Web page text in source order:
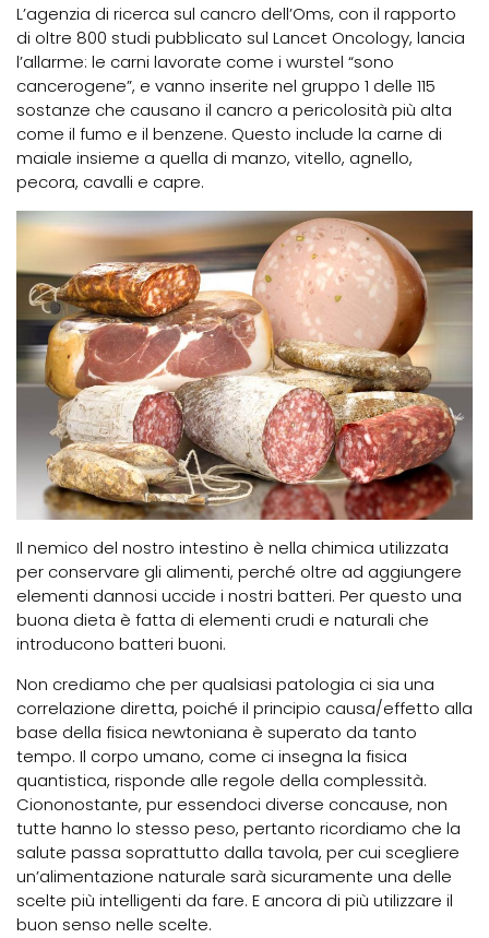
L’agenzia di ricerca sul cancro dell’Oms, con il rapporto
di oltre 800 studi pubblicato sul Lancet Oncology, lancia
l’allarme: le carni lavorate come i wurstel “sono
cancerogene”, e vanno inserite nel gruppo 1 delle 115
sostanze che causano il cancro a pericolosità più alta
come il fumo e il benzene. Questo include la carne di
maiale insieme a quella di manzo, vitello, agnello,
pecora, cavalli e capre.
Il nemico del nostro intestino è nella chimica utilizzata
per conservare gli alimenti, perché oltre ad aggiungere
elementi dannosi uccide i nostri batteri. Per questo una
buona dieta è fatta di elementi crudi e naturali che
introducono batteri buoni.
Non crediamo che per qualsiasi patologia ci sia una
correlazione diretta, poiché il principio causa/effetto alla
base della fisica newtoniana è superato da tanto
tempo. Il corpo umano, come ci insegna la fisica
quantistica, risponde alle regole della complessità.
Ciononostante, pur essendoci diverse concause, non
tutte hanno lo stesso peso, pertanto ricordiamo che la
salute passa soprattutto dalla tavola, per cui scegliere
un’alimentazione naturale sarà sicuramente una delle
scelte più intelligenti da fare. E ancora di più utilizzare il
buon senso nelle scelte.